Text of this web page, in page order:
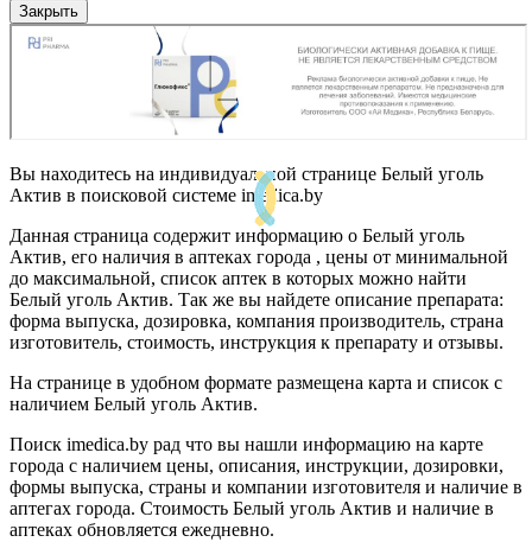
Закрыть
Вы находитесь на индивидуальной странице Белый уголь
Актив в поисковой системе imedica.by
Данная страница содержит информацию о Белый уголь
Актив, его наличия в аптеках города , цены от минимальной
до максимальной, список аптек в которых можно найти
Белый уголь Актив. Так же вы найдете описание препарата:
форма выпуска, дозировка, компания производитель, страна
изготовитель, стоимость, инструкция к препарату и отзывы.
На странице в удобном формате размещена карта и список с
наличием Белый уголь Актив.
Поиск imedica.by рад что вы нашли информацию на карте
города с наличием цены, описания, инструкции, дозировки,
формы выпуска, страны и компании изготовителя и наличие в
аптегах города. Стоимость Белый уголь Актив и наличие в
аптеках обновляется ежедневно.